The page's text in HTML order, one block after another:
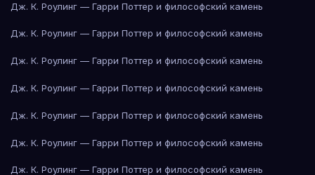
Дж. К. Роулинг — Гарри Поттер и философский камень
Дж. К. Роулинг — Гарри Поттер и философский камень
Дж. К. Роулинг — Гарри Поттер и философский камень
Дж. К. Роулинг — Гарри Поттер и философский камень
Дж. К. Роулинг — Гарри Поттер и философский камень
Дж. К. Роулинг — Гарри Поттер и философский камень
Дж. К. Роулинг — Гарри Поттер и философский камень